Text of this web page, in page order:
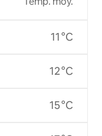
11 °C
12 °C
15 °C